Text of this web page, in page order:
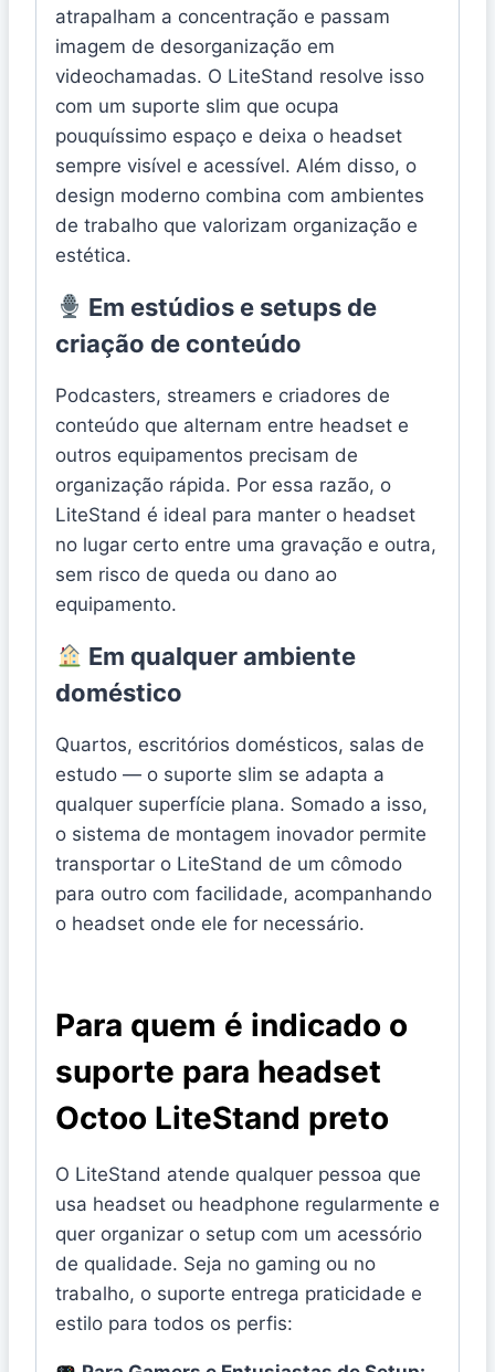
atrapalham a concentração e passam
imagem de desorganização em
videochamadas. O LiteStand resolve isso
com um suporte slim que ocupa
pouquíssimo espaço e deixa o headset
sempre visível e acessível. Além disso, o
design moderno combina com ambientes
de trabalho que valorizam organização e
estética.
Em estúdios e setups de
criação de conteúdo
Podcasters, streamers e criadores de
conteúdo que alternam entre headset e
outros equipamentos precisam de
organização rápida. Por essa razão, o
LiteStand é ideal para manter o headset
no lugar certo entre uma gravação e outra,
sem risco de queda ou dano ao
equipamento.
Em qualquer ambiente
doméstico
Quartos, escritórios domésticos, salas de
estudo — o suporte slim se adapta a
qualquer superfície plana. Somado a isso,
o sistema de montagem inovador permite
transportar o LiteStand de um cômodo
para outro com facilidade, acompanhando
o headset onde ele for necessário.
Para quem é indicado o
suporte para headset
Octoo LiteStand preto
O LiteStand atende qualquer pessoa que
usa headset ou headphone regularmente e
quer organizar o setup com um acessório
de qualidade. Seja no gaming ou no
trabalho, o suporte entrega praticidade e
estilo para todos os perfis: